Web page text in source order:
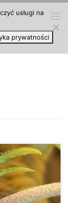
się w
wizyty
poszukują
usługi na
prywatności